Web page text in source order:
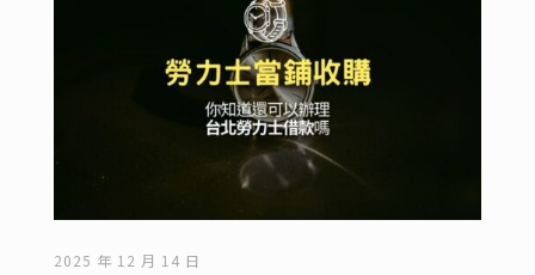
2025 年 12 月 14 日